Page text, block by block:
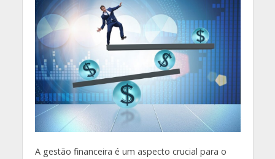
A gestão financeira é um aspecto crucial para o